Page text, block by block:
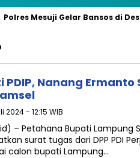
Polres Mesuji Gelar Bansos di
Nanang Ermanto
2024 - 12:15 WIB
– Petahana Bupati Lampung
surat tugas dari DPP PDI
calon bupati Lampung…